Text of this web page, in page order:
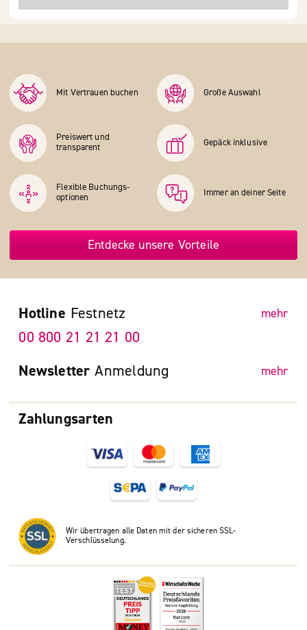
Mit Vertrauen buchen Große Auswahl
Preiswert und
transparent
Gepäck inklusive
Flexible Buchungs­
optionen
Immer an deiner Seite
Entdecke unsere Vorteile
Zahlungsarten
Wir übertragen alle Daten mit der sicheren SSL-
Verschlüsselung.
Hotline Festnetz mehr
00 800 21 21 21 00
Newsletter Anmeldung mehr